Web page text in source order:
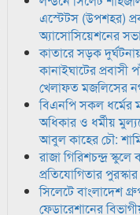
এস্টেটস (উপশহর)
অ্যাসোসিয়েশনের
কাতারে সড়ক
কানাইঘাটের প্রবাসী
খেলাফত মজলিসের
বিএনপি সকল ধর্মের
অধিকার ও ধর্মীয়
আবুল কাহের চৌ:
রাজা গিরিশচন্দ্র স্কুলে
প্রতিযোগিতার
সিলেটে বাংলাদেশ
ফেডারেশানের